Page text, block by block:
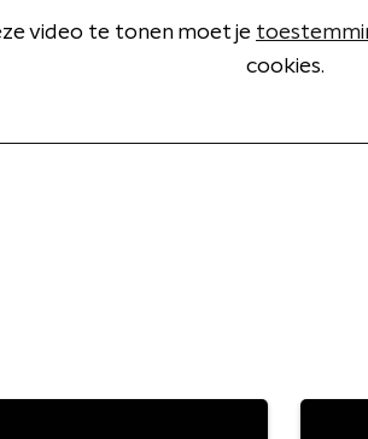
video te tonen moet je
cookies.